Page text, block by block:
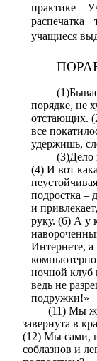
практике
учащиеся
порядке, не
отстающих.
все
удержишь,
(3)Дело
(4) И вот
подростка –
и
руку. (6) А у
Интернете, а
ночной клуб
ведь не
подружки!»
(11) Мы
завернута в
(12) Мы сами,
соблазнов и